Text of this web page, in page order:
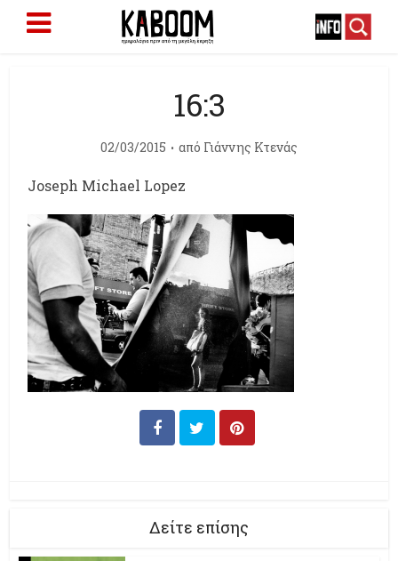
16:3
02/03/2015 από Γιάννης Κτενάς
Joseph Michael Lopez
Δείτε επίσης